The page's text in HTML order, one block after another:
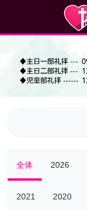
全体 2026
2021 2020